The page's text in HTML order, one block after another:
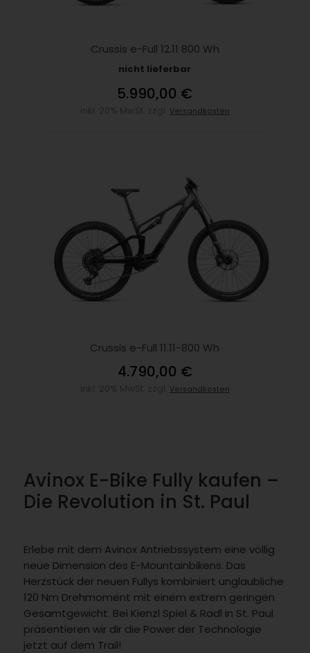
Crussis e-Full 12.11 800 Wh
nicht lieferbar
5.990,00 €
Versandkosten
Crussis e-Full 11.11-800 Wh
4.790,00 €
Versandkosten
Avinox E-Bike Fully kaufen –
Die Revolution in St. Paul
Erlebe mit dem Avinox Antriebssystem eine völlig
neue Dimension des E-Mountainbikens. Das
Herzstück der neuen Fullys kombiniert unglaubliche
120 Nm Drehmoment mit einem extrem geringen
Gesamtgewicht. Bei Kienzl Spiel & Radl in St. Paul
präsentieren wir dir die Power der Technologie
jetzt auf dem Trail!